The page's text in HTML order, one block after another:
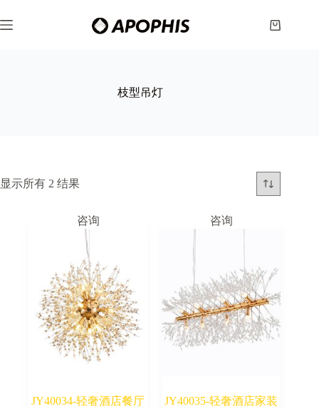
至
购
枝型吊灯
显示所有 2 结果
咨询
JY40034-轻奢酒店餐厅
咨询
JY40035-轻奢酒店家装